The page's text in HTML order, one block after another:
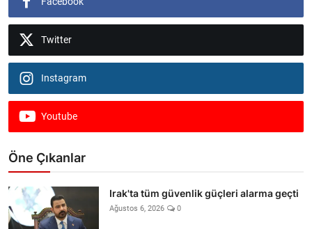
Twitter
Instagram
Youtube
Öne Çıkanlar
Irak'ta tüm güvenlik güçleri alarma geçti
Ağustos 6, 2026 0